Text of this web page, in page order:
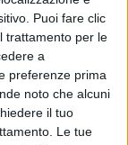
Puoi fare clic
trattamento per le
a
preferenze prima
noto che alcuni
il tuo
Le tue
vivo»
delle spiagge